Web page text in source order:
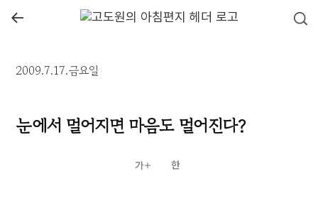
←
2009.7.17.금요일
눈에서 멀어지면 마음도 멀어진다?